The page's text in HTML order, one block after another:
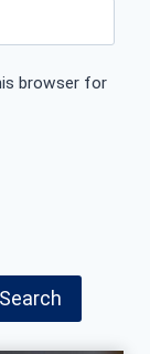
browser for
Search